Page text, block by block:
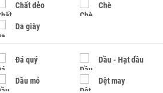
Chất dẻo Chè
Da giày
Đá quý Dầu - Hạt dầu
Dầu mỏ Dệt may